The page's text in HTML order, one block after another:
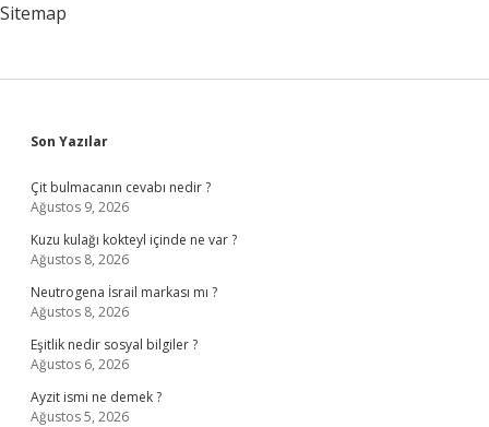
Sitemap
Sidebar
Son Yazılar
Çit bulmacanın cevabı nedir ?
Ağustos 9, 2026
Kuzu kulağı kokteyl içinde ne var ?
Ağustos 8, 2026
Neutrogena İsrail markası mı ?
Ağustos 8, 2026
Eşitlik nedir sosyal bilgiler ?
Ağustos 6, 2026
Ayzit ismi ne demek ?
Ağustos 5, 2026